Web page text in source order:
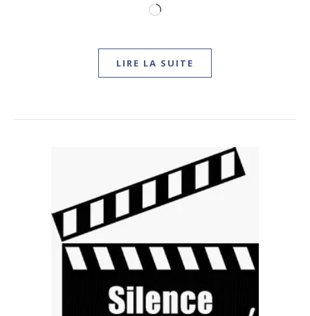
Chargement…
LIRE LA SUITE